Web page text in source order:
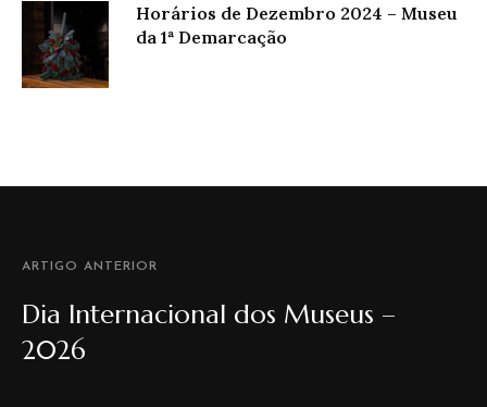
Horários de Dezembro 2024 – Museu
da 1ª Demarcação
ARTIGO ANTERIOR
Dia Internacional dos Museus –
2026